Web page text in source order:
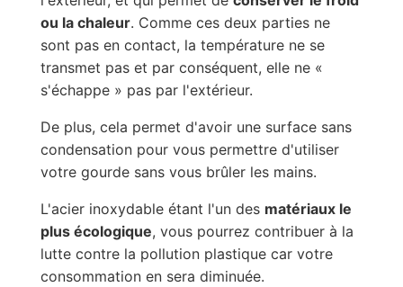
ou la chaleur. Comme ces deux parties ne
sont pas en contact, la température ne se
transmet pas et par conséquent, elle ne «
s'échappe » pas par l'extérieur.
De plus, cela permet d'avoir une surface sans
condensation pour vous permettre d'utiliser
votre gourde sans vous brûler les mains.
L'acier inoxydable étant l'un des matériaux le
plus écologique, vous pourrez contribuer à la
lutte contre la pollution plastique car votre
consommation en sera diminuée.